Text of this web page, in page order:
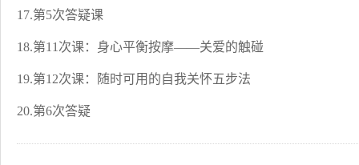
17.第5次答疑课
18.第11次课：身心平衡按摩——关爱的触碰
19.第12次课：随时可用的自我关怀五步法
20.第6次答疑